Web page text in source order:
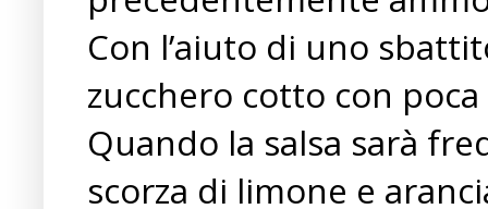
Con l’aiuto di uno
zucchero cotto con poca
Quando la salsa sarà
scorza di limone e